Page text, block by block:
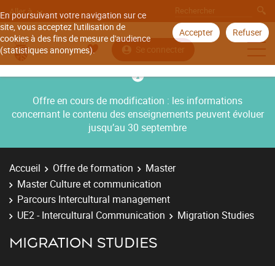
En poursuivant votre navigation sur ce
site, vous acceptez l'utilisation de
cookies à des fins de mesure d'audience
(statistiques anonymes).
Accepter Refuser
Aller à
Se connecter
Offre en cours de modification : les informations
concernant le contenu des enseignements peuvent évoluer
jusqu’au 30 septembre
Accueil Offre de formation
Master
Master Culture et communication
Parcours Intercultural management
UE2 - Intercultural Communication
Migration Studies
MIGRATION STUDIES